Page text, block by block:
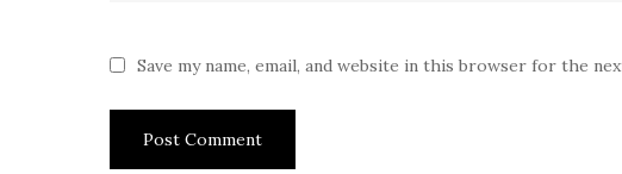
Save my name, email, and website in this browser for the